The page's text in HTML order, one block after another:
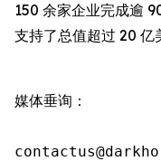
150 余家企业完成逾
支持了总值超过 20 亿
媒体垂询：